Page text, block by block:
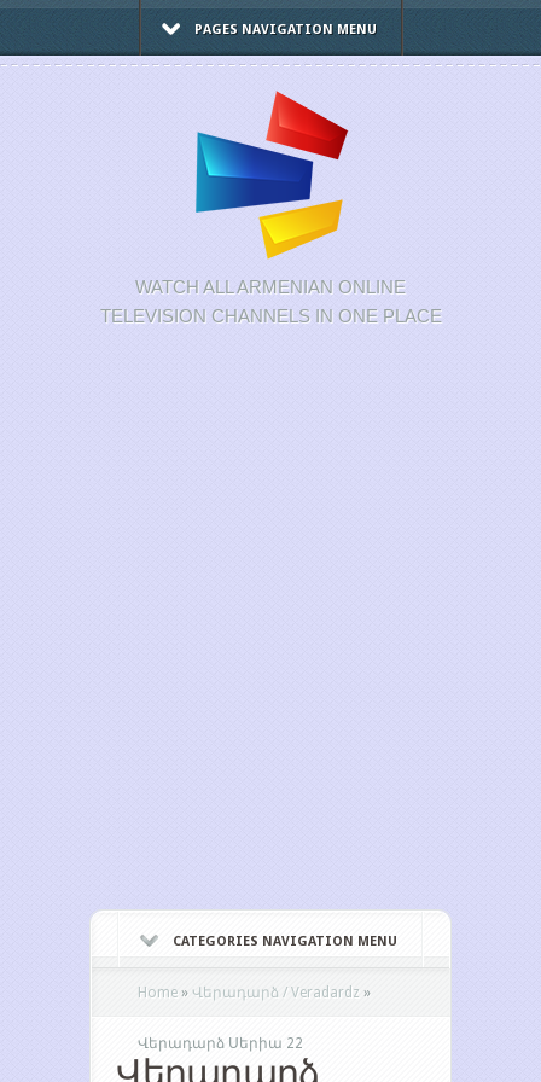
PAGES NAVIGATION MENU
WATCH ALL ARMENIAN ONLINE
TELEVISION CHANNELS IN ONE PLACE
CATEGORIES NAVIGATION MENU
Home » Վերադարձ / Veradardz »
Վերադարձ Սերիա 22
Վերադարձ